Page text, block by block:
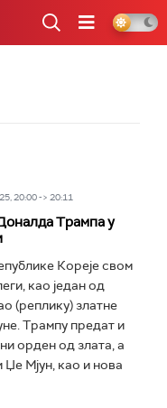
20:00 -> 20:11
Трампа у
Кореје свом
као један од
(реплику) златне
Трампу предат и
орден од злата, а
Мјун, као и нова